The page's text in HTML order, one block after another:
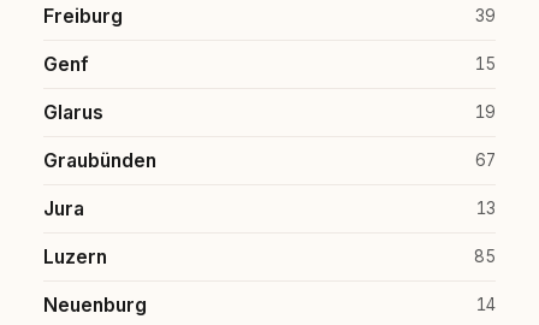
Freiburg 39
Genf 15
Glarus 19
Graubünden 67
Jura 13
Luzern 85
Neuenburg 14